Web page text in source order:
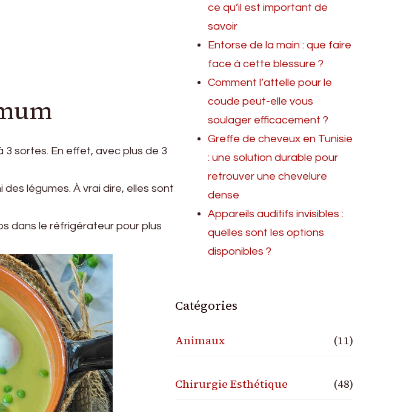
3 sortes. En effet, avec plus de 3
légumes. À vrai dire, elles sont
dans le réfrigérateur pour plus
ce qu’il est important de
savoir
Entorse de la main : que faire
face à cette blessure ?
Comment l’attelle pour le
coude peut-elle vous
soulager efficacement ?
Greffe de cheveux en Tunisie
: une solution durable pour
retrouver une chevelure
dense
Appareils auditifs invisibles :
quelles sont les options
disponibles ?
Catégories
Animaux (11)
Chirurgie Esthétique (48)